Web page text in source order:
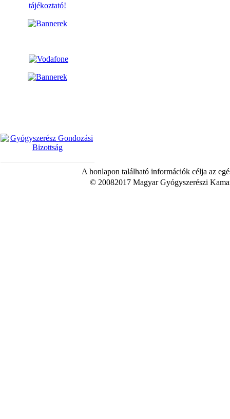
A honlapon található információk célja az
© 20082017 Magyar Gyógyszerészi